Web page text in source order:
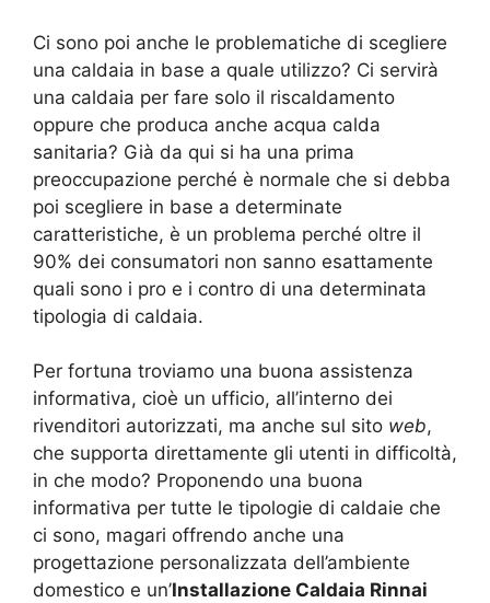
Ci sono poi anche le problematiche di scegliere
una caldaia in base a quale utilizzo? Ci servirà
una caldaia per fare solo il riscaldamento
oppure che produca anche acqua calda
sanitaria? Già da qui si ha una prima
preoccupazione perché è normale che si debba
poi scegliere in base a determinate
caratteristiche, è un problema perché oltre il
90% dei consumatori non sanno esattamente
quali sono i pro e i contro di una determinata
tipologia di caldaia.
Per fortuna troviamo una buona assistenza
informativa, cioè un ufficio, all’interno dei
rivenditori autorizzati, ma anche sul sito web,
che supporta direttamente gli utenti in difficoltà,
in che modo? Proponendo una buona
informativa per tutte le tipologie di caldaie che
ci sono, magari offrendo anche una
progettazione personalizzata dell’ambiente
domestico e un’Installazione Caldaia Rinnai